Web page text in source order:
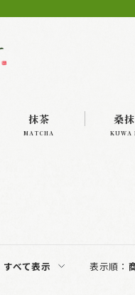
抹茶
MATCHA
桑
KUWA
すべて表示 表示順：